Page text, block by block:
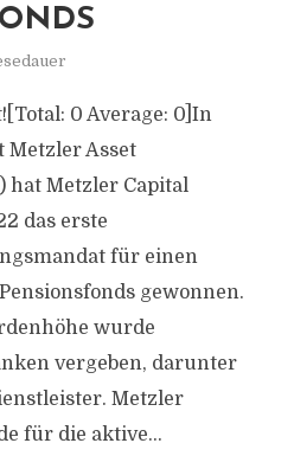
0 Average: 0]In
Metzler Asset
hat Metzler Capital
das erste
für einen
gewonnen.
wurde
vergeben, darunter
Metzler
für die aktive...